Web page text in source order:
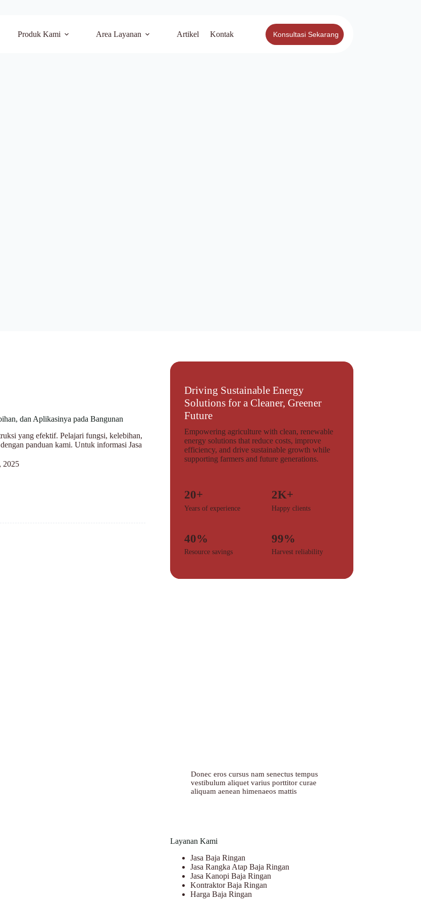
Produk Kami Area Layanan Artikel Kontak Konsultasi Sekarang
dan Aplikasinya pada Bangunan
yang efektif. Pelajari fungsi, kelebihan,
panduan kami. Untuk informasi Jasa
2025
Driving Sustainable Energy
Solutions for a Cleaner, Greener
Future
Empowering agriculture with clean, renewable
energy solutions that reduce costs, improve
efficiency, and drive sustainable growth while
supporting farmers and future generations.
20+
Years of experience
2K+
Happy clients
40%
Resource savings
99%
Harvest reliability
Donec eros cursus nam senectus tempus
vestibulum aliquet varius porttitor curae
aliquam aenean himenaeos mattis
Layanan Kami
Jasa Baja Ringan
Jasa Rangka Atap Baja Ringan
Jasa Kanopi Baja Ringan
Kontraktor Baja Ringan
Harga Baja Ringan